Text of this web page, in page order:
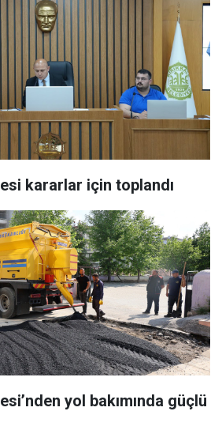
kararlar için toplandı
yol bakımında güçlü